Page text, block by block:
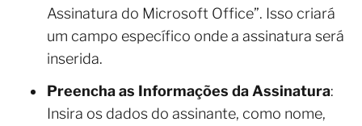
Assinatura do Microsoft Office”. Isso criará
um campo específico onde a assinatura será
inserida.
Preencha as Informações da Assinatura:
Insira os dados do assinante, como nome,